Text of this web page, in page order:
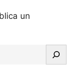
un